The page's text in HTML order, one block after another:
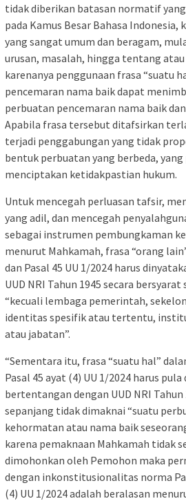
tidak diberikan batasan normatif
pada Kamus Besar Bahasa
yang sangat umum dan beragam,
urusan, masalah, hingga tentang
karenanya penggunaan frasa “suatu
pencemaran nama baik dapat
perbuatan pencemaran nama baik
Apabila frasa tersebut ditafsirkan
terjadi penggabungan yang tidak
bentuk perbuatan yang berbeda, yang
menciptakan ketidakpastian hukum.
Untuk mencegah perluasan tafsir,
yang adil, dan mencegah
sebagai instrumen pembungkaman
menurut Mahkamah, frasa “orang
dan Pasal 45 UU 1/2024 harus
UUD NRI Tahun 1945 secara
“kecuali lembaga pemerintah,
identitas spesifik atau tertentu,
atau jabatan”.
“Sementara itu, frasa “suatu hal”
Pasal 45 ayat (4) UU 1/2024 harus
bertentangan dengan UUD NRI Tahun
sepanjang tidak dimaknai “suatu
kehormatan atau nama baik
karena pemaknaan Mahkamah tidak
dimohonkan oleh Pemohon maka
dengan inkonstitusionalitas norma
(4) UU 1/2024 adalah beralasan